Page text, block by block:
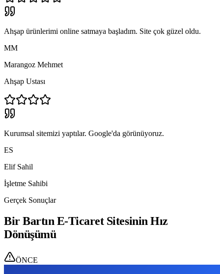
Ahşap ürünlerimi online satmaya başladım. Site çok güzel oldu.
MM
Marangoz Mehmet
Ahşap Ustası
Kurumsal sitemizi yaptılar. Google'da görünüyoruz.
ES
Elif Sahil
İşletme Sahibi
Gerçek Sonuçlar
Bir Bartın E-Ticaret Sitesinin Hız
Dönüşümü
ÖNCE